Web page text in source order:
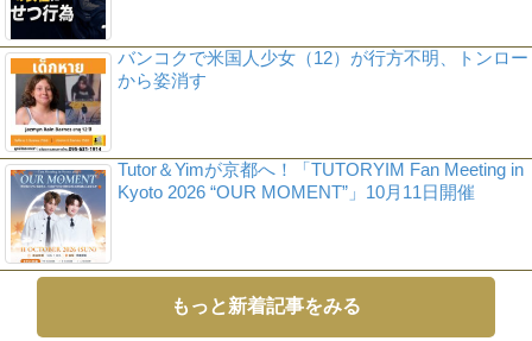
バンコクで米国人少女（12）が行方不明、トンロー
から姿消す
Tutor＆Yimが京都へ！「TUTORYIM Fan Meeting in
Kyoto 2026 “OUR MOMENT”」10月11日開催
もっと新着記事をみる